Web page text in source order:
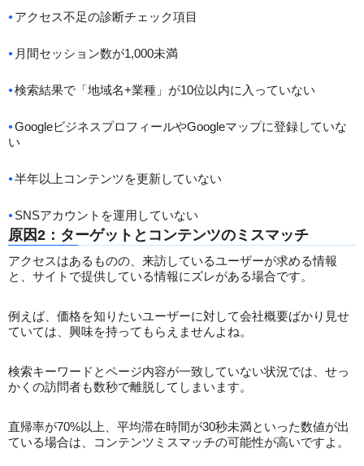
アクセス不足の診断チェック項目
月間セッション数が1,000未満
検索結果で「地域名+業種」が10位以内に入っていない
GoogleビジネスプロフィールやGoogleマップに登録していな
い
半年以上コンテンツを更新していない
SNSアカウントを運用していない
原因2：ターゲットとコンテンツのミスマッチ
アクセスはあるものの、来訪しているユーザーが求める情報
と、サイトで提供している情報にズレがある場合です。
例えば、価格を知りたいユーザーに対して会社概要ばかり見せ
ていては、興味を持ってもらえませんよね。
検索キーワードとページ内容が一致していない状況では、せっ
かくの訪問者も数秒で離脱してしまいます。
直帰率が70%以上、平均滞在時間が30秒未満といった数値が出
ている場合は、コンテンツミスマッチの可能性が高いですよ。